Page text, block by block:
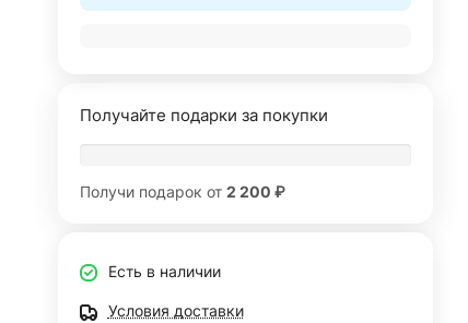
Получайте подарки за покупки
Получи подарок от 2 200 ₽
Есть в наличии
Условия доставки